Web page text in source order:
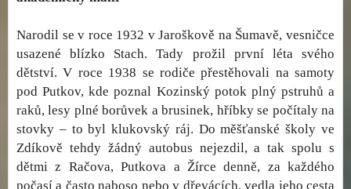
Narodil se v roce 1932 v Jaroškově na Šumavě, vesničce
usazené blízko Stach. Tady prožil první léta svého
dětství. V roce 1938 se rodiče přestěhovali na samoty
pod Putkov, kde poznal Kozinský potok plný pstruhů a
raků, lesy plné borůvek a brusinek, hříbky se počítaly na
stovky – to byl klukovský ráj. Do měšťanské školy ve
Zdíkově tehdy žádný autobus nejezdil, a tak spolu s
dětmi z Račova, Putkova a Žírce denně, za každého
počasí a často naboso nebo v dřevácích, vedla jeho cesta